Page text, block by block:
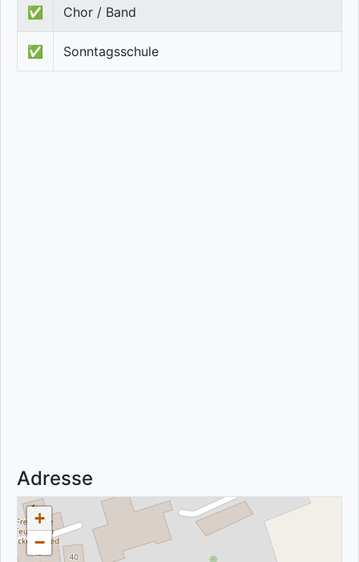
✅ Chor / Band
✅ Sonntagsschule
Adresse
+
−